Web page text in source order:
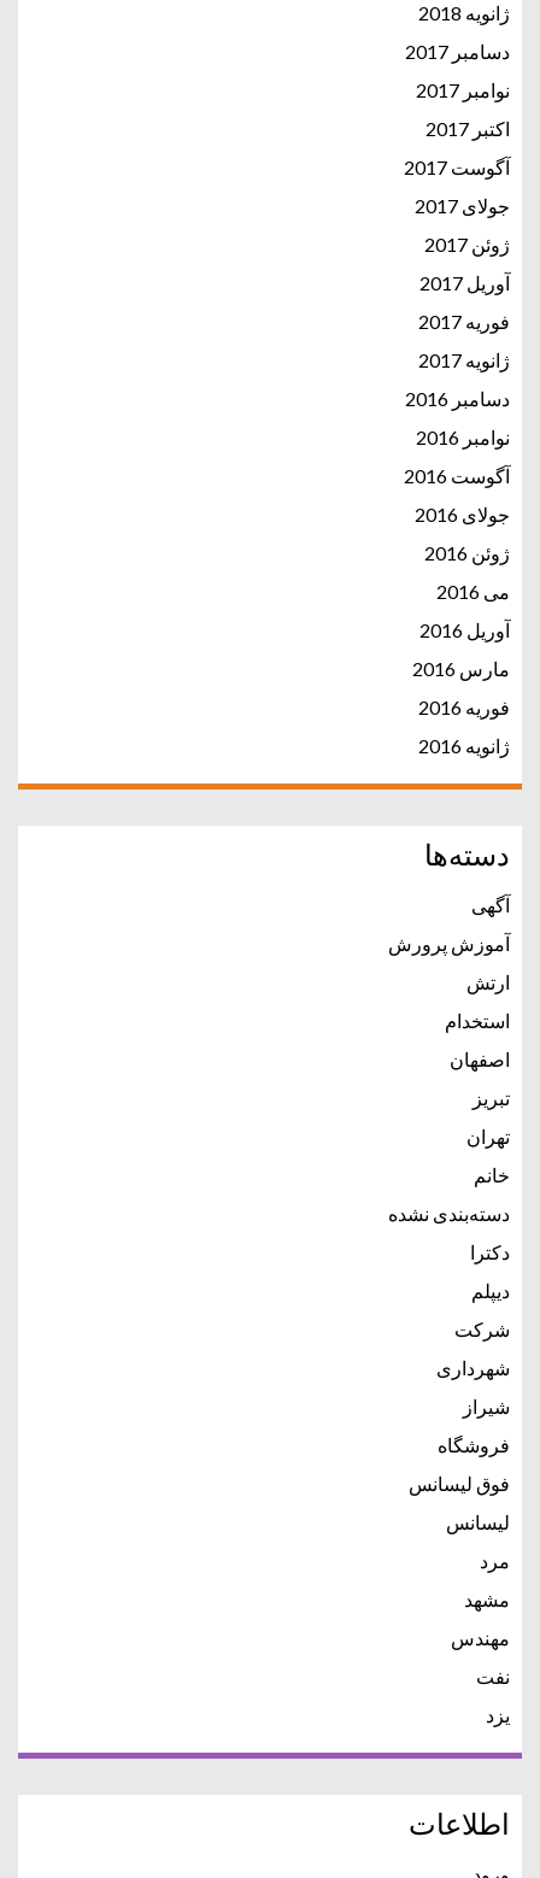
ژانویه 2018
دسامبر 2017
نوامبر 2017
اکتبر 2017
آگوست 2017
جولای 2017
ژوئن 2017
آوریل 2017
فوریه 2017
ژانویه 2017
دسامبر 2016
نوامبر 2016
آگوست 2016
جولای 2016
ژوئن 2016
می 2016
آوریل 2016
مارس 2016
فوریه 2016
ژانویه 2016
دسته‌ها
آگهی
آموزش پرورش
ارتش
استخدام
اصفهان
تبریز
تهران
خانم
دسته‌بندی نشده
دکترا
دیپلم
شرکت
شهرداری
شیراز
فروشگاه
فوق لیسانس
لیسانس
مرد
مشهد
مهندس
نفت
یزد
اطلاعات